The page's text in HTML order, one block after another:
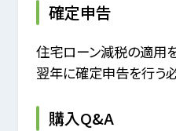
確定申告
住宅ローン減税の適用
翌年に確定申告を行う
購入Q&A